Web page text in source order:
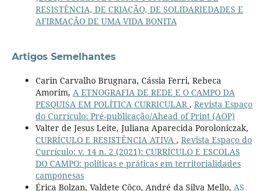
RESISTÊNCIA, DE CRIAÇÃO, DE SOLIDARIEDADES E
AFIRMAÇÃO DE UMA VIDA BONITA
Artigos Semelhantes
Carin Carvalho Brugnara, Cássia Ferri, Rebeca
Amorim, A ETNOGRAFIA DE REDE E O CAMPO DA
PESQUISA EM POLÍTICA CURRICULAR , Revista Espaço
do Currículo: Pré-publicação/Ahead of Print (AOP)
Valter de Jesus Leite, Juliana Aparecida Poroloniczak,
CURRÍCULO E RESISTÊNCIA ATIVA , Revista Espaço do
Currículo: v. 14 n. 2 (2021): CURRÍCULO E ESCOLAS
DO CAMPO: políticas e práticas em territorialidades
camponesas
Érica Bolzan, Valdete Côco, André da Silva Mello, AS